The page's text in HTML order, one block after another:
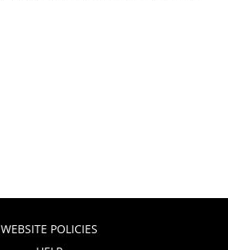
WEBSITE POLICIES